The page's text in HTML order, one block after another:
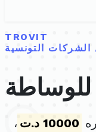
TROVIT
الشركات التونسية
10000 د.ت
،